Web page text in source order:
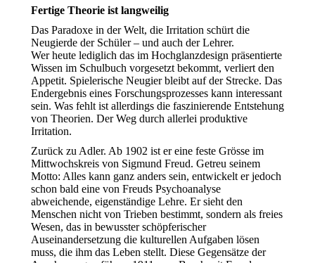
Fertige Theorie ist langweilig
Das Paradoxe in der Welt, die Irritation schürt die
Neugierde der Schüler – und auch der Lehrer.
Wer heute lediglich das im Hochglanzdesign präsentierte
Wissen im Schulbuch vorgesetzt bekommt, verliert den
Appetit. Spielerische Neugier bleibt auf der Strecke. Das
Endergebnis eines Forschungsprozesses kann interessant
sein. Was fehlt ist allerdings die faszinierende Entstehung
von Theorien. Der Weg durch allerlei produktive
Irritation.
Zurück zu Adler. Ab 1902 ist er eine feste Grösse im
Mittwochskreis von Sigmund Freud. Getreu seinem
Motto: Alles kann ganz anders sein, entwickelt er jedoch
schon bald eine von Freuds Psychoanalyse
abweichende, eigenständige Lehre. Er sieht den
Menschen nicht von Trieben bestimmt, sondern als freies
Wesen, das in bewusster schöpferischer
Auseinandersetzung die kulturellen Aufgaben lösen
muss, die ihm das Leben stellt. Diese Gegensätze der